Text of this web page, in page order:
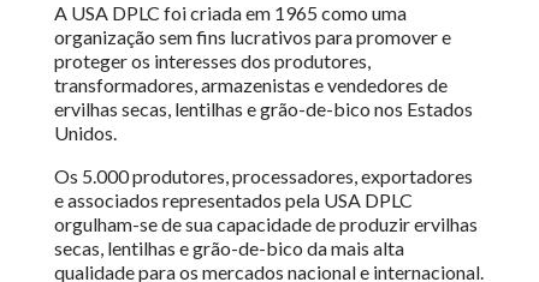
A USA DPLC foi criada em 1965 como uma
organização sem fins lucrativos para promover e
proteger os interesses dos produtores,
transformadores, armazenistas e vendedores de
ervilhas secas, lentilhas e grão-de-bico nos Estados
Unidos.
Os 5.000 produtores, processadores, exportadores
e associados representados pela USA DPLC
orgulham-se de sua capacidade de produzir ervilhas
secas, lentilhas e grão-de-bico da mais alta
qualidade para os mercados nacional e internacional.